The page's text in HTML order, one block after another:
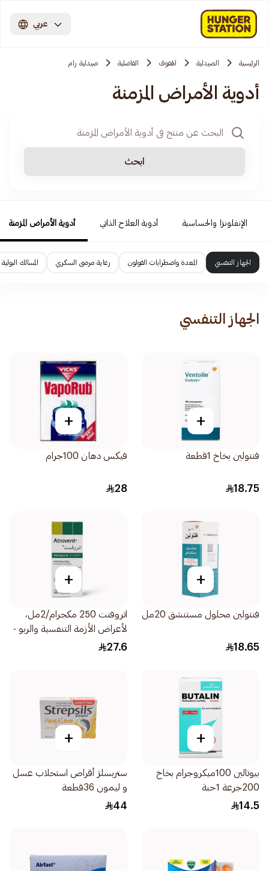
عربي
الرئيسية الصيدلية الهفوف الفاضلية صيدلية رام
أدوية الأمراض المزمنة
ابحث
الإنفلونزا والحساسية أدوية العلاج الذاتي أدوية الأمراض المزمنة
الجهاز التنفسي المعدة واضطرابات القولون رعاية مرضى السكري المسالك البولية
الجهاز التنفسي
+
فنتولين بخاخ 1قطعة
18.75
+
فيكس دهان 100جرام
28
+
فنتولين محلول مستنشق 20مل
18.65
+
اتروفنت 250 مكجرام/2مل،
لأعراض الأزمة التنفسية والربو -
20قطعة
27.6
+
بيوتالين 100ميكروجرام بخاخ
200جرعة 1حبة
14.5
+
ستربسلز أقراص استحلاب عسل
و ليمون 36قطعة
44